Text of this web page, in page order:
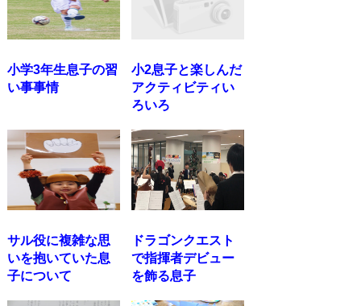
小学3年生息子の習
い事事情
小2息子と楽しんだ
アクティビティい
ろいろ
サル役に複雑な思
いを抱いていた息
子について
ドラゴンクエスト
で指揮者デビュー
を飾る息子